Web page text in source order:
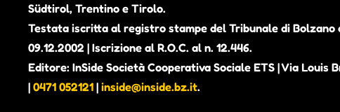
Südtirol, Trentino e Tirolo.
Testata iscritta al registro stampe del Tribunale di Bolzano
09.12.2002 | Iscrizione al R.O.C. al n. 12.446.
Editore: InSide Società Cooperativa Sociale ETS | Via Louis
| 0471 052121 | inside@inside.bz.it.